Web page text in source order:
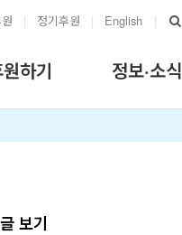
| 정기후원 | English |
하기 정보·소식
보기